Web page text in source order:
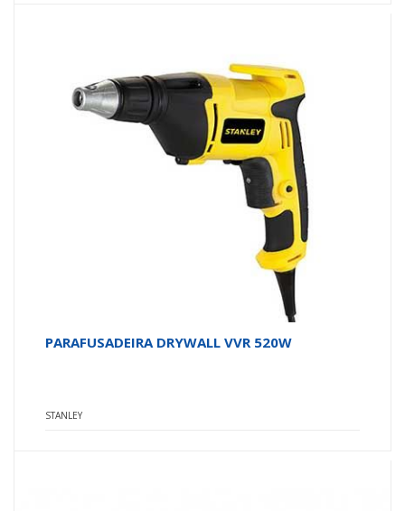
PARAFUSADEIRA DRYWALL VVR 520W
STANLEY